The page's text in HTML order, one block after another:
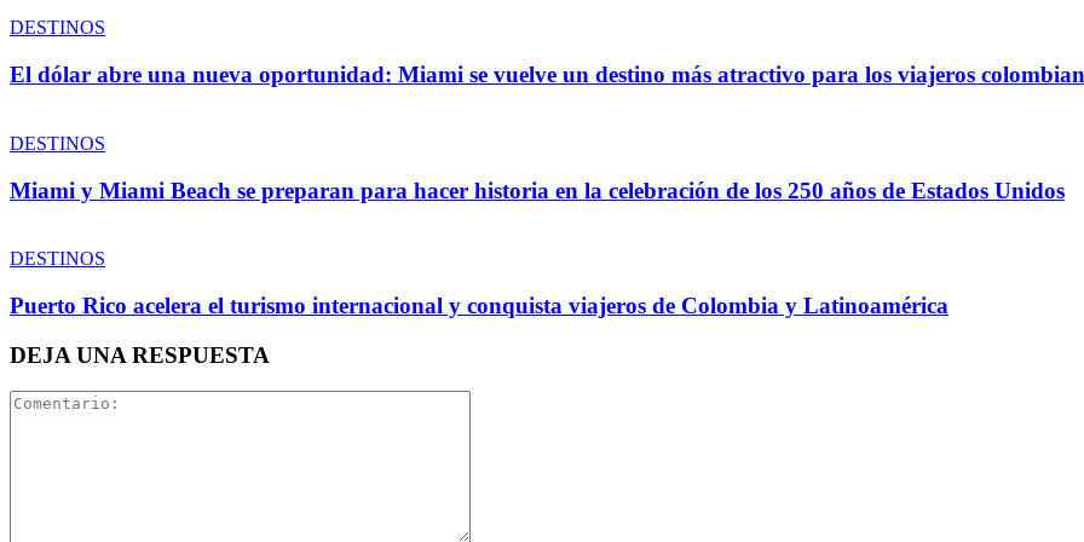
DESTINOS
El dólar abre una nueva oportunidad: Miami se vuelve un destino más atractivo para los viajeros
DESTINOS
Miami y Miami Beach se preparan para hacer historia en la celebración de los 250 años de Estados Unidos
DESTINOS
Puerto Rico acelera el turismo internacional y conquista viajeros de Colombia y Latinoamérica
DEJA UNA RESPUESTA